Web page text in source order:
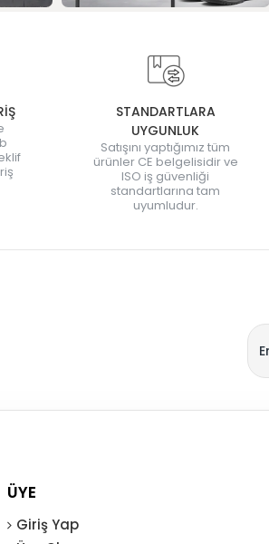
STANDARTLARA
UYGUNLUK
Satışını yaptığımız tüm
ürünler CE belgelisidir ve
ISO iş güvenliği
standartlarına tam
uyumludur.
ÜYE
Giriş Yap